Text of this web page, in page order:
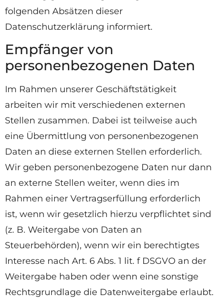
folgenden Absätzen dieser
Datenschutzerklärung informiert.
Empfänger von
personenbezogenen Daten
Im Rahmen unserer Geschäftstätigkeit
arbeiten wir mit verschiedenen externen
Stellen zusammen. Dabei ist teilweise auch
eine Übermittlung von personenbezogenen
Daten an diese externen Stellen erforderlich.
Wir geben personenbezogene Daten nur dann
an externe Stellen weiter, wenn dies im
Rahmen einer Vertragserfüllung erforderlich
ist, wenn wir gesetzlich hierzu verpflichtet sind
(z. B. Weitergabe von Daten an
Steuerbehörden), wenn wir ein berechtigtes
Interesse nach Art. 6 Abs. 1 lit. f DSGVO an der
Weitergabe haben oder wenn eine sonstige
Rechtsgrundlage die Datenweitergabe erlaubt.